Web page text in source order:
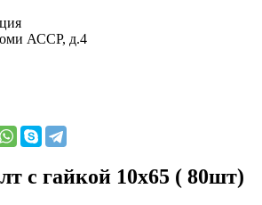
АССР, д.4
с гайкой 10х65 ( 80шт)